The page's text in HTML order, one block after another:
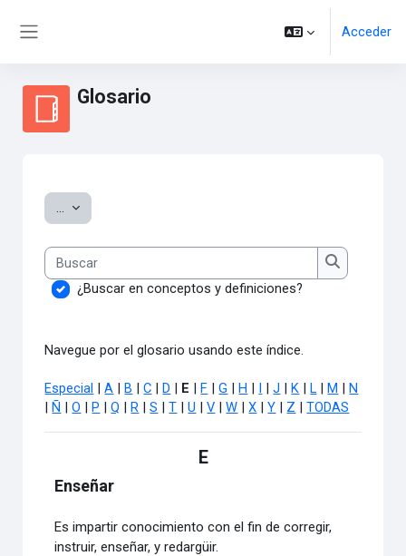
Acceder
Glosario
... Exportar entradas
Buscar
Buscar
¿Buscar en conceptos y definiciones?
Navegue por el glosario usando este índice.
Especial |A B |C D E F |G H |J K L M
N
Ñ |O P |Q R |S |T |U |V |W |X |Y Z |TODAS
E
Enseñar
Es impartir conocimiento con el fin de corregir,
instruir, enseñar, y redargüir.